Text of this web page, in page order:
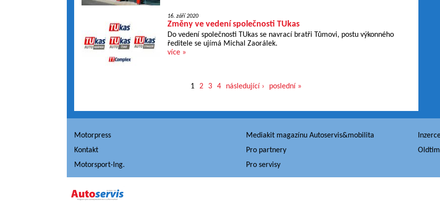
16. září 2020
Změny ve vedení společnosti TUkas
Do vedení společnosti TUkas se navrací bratři Tůmovi, postu výkonného
ředitele se ujímá Michal Zaorálek.
více »
1 2 3 4 následující › poslední »
Motorpress Mediakit magazínu Autoservis&mobilita
Kontakt
Pro partnery
Motorsport-Ing.
Pro servisy